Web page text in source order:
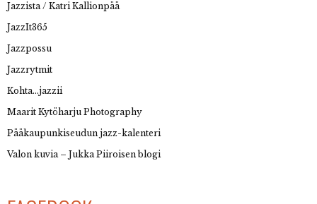
Jazzista / Katri Kallionpää
JazzIt365
Jazzpossu
Jazzrytmit
Kohta…jazzii
Maarit Kytöharju Photography
Pääkaupunkiseudun jazz-kalenteri
Valon kuvia – Jukka Piiroisen blogi